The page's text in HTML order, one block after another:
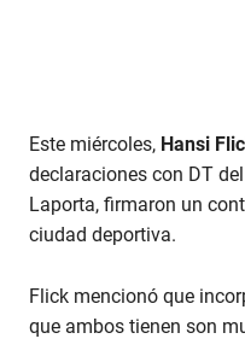
Este miércoles, Hansi
declaraciones con DT del
Laporta, firmaron un
ciudad deportiva.
Flick mencionó que
que ambos tienen son